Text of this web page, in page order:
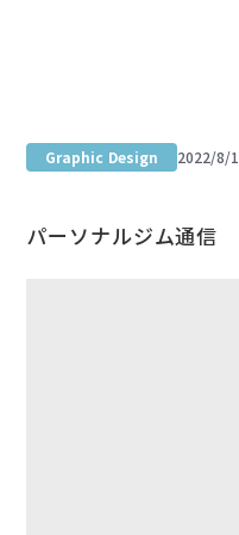
Graphic Design 2022/8/1
パーソナルジム通信